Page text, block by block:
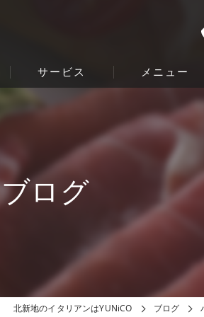
サービス メニュー
ブログ
北新地のイタリアンはYUNiCO ブログ